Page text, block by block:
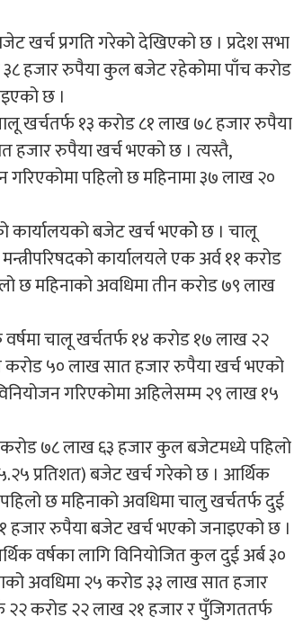
खर्च प्रगति गरेको देखिएको छ । प्रदेश सभा
हजार रुपैया कुल बजेट रहेकोमा पाँच करोड
छ ।
खर्चतर्फ १३ करोड ८१ लाख ७८ हजार रुपैया
हजार रुपैया खर्च भएको छ । त्यस्तै,
पहिलो छ महिनामा ३७ लाख २०
कार्यालयको बजेट खर्च भएकोे छ । चालू
कार्यालयले एक अर्व ११ करोड
छ महिनाको अवधिमा तीन करोड ७९ लाख
वर्षमा चालू खर्चतर्फ १४ करोड १७ लाख २२
करोड ५० लाख सात हजार रुपैया खर्च भएको
गरिएकोमा अहिलेसम्म २९ लाख १५
करोड ७८ लाख ६३ हजार कुल बजेटमध्ये पहिलो
प्रतिशत) बजेट खर्च गरेको छ । आर्थिक
छ महिनाको अवधिमा चालु खर्चतर्फ दुई
हजार रुपैया बजेट खर्च भएको जनाइएको छ ।
वर्षका लागि विनियोजित कुल दुई अर्ब ३०
अवधिमा २५ करोड ३३ लाख सात हजार
२२ करोड २२ लाख २१ हजार र पुँजिगततर्फ